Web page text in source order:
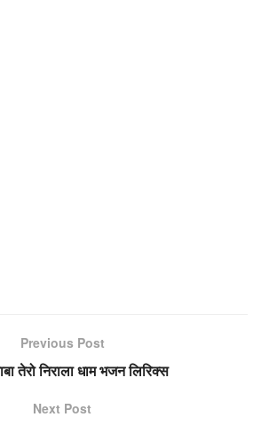
Previous Post
तेरो निराला धाम भजन लिरिक्स
Next Post